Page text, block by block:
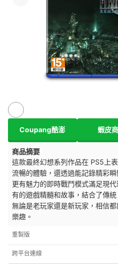
Coupang酷澎 蝦皮
商品摘要
這款最終幻想系列作品在 PS5上
流暢的體驗，還透過能記錄精彩
更有魅力的即時戰鬥模式滿足現
有的遊戲精髓和故事，結合了傳
無論是老玩家還是新玩家，相信
樂趣。
重製版
跨平台連線